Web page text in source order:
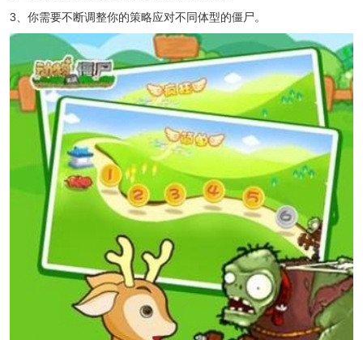
3、你需要不断调整你的策略应对不同体型的僵尸。